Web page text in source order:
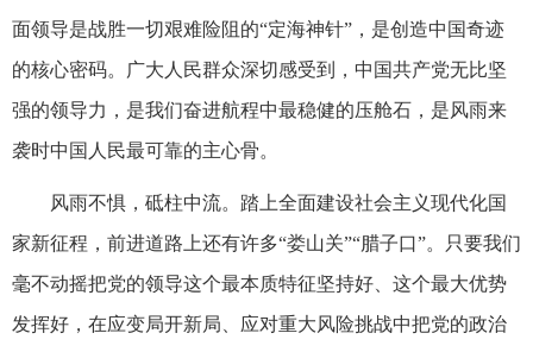
面领导是战胜一切艰难险阻的“定海神针”，是创造中国奇迹
的核心密码。广大人民群众深切感受到，中国共产党无比坚
强的领导力，是我们奋进航程中最稳健的压舱石，是风雨来
袭时中国人民最可靠的主心骨。
风雨不惧，砥柱中流。踏上全面建设社会主义现代化国
家新征程，前进道路上还有许多“娄山关”“腊子口”。只要我们
毫不动摇把党的领导这个最本质特征坚持好、这个最大优势
发挥好，在应变局开新局、应对重大风险挑战中把党的政治